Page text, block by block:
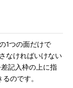
1つの面だけで
なければいけない
記入枠の上に指
のです。